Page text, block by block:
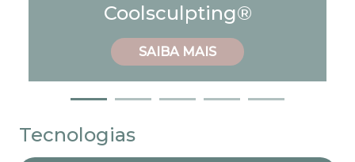
Coolsculpting®
SAIBA MAIS
Tecnologias